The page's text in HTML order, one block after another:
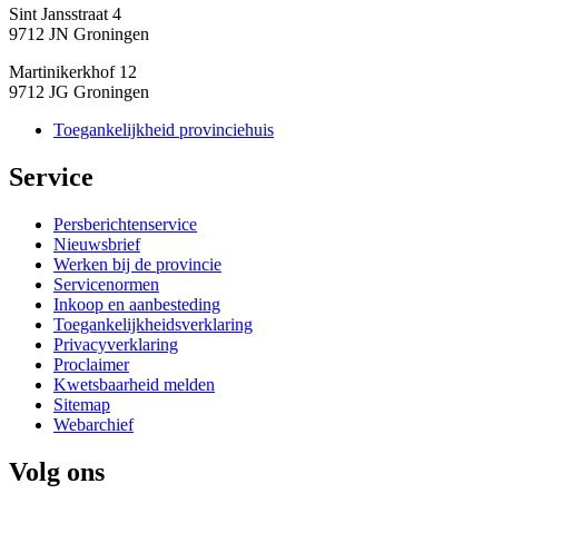
Sint Jansstraat 4
9712 JN Groningen
Martinikerkhof 12
9712 JG Groningen
Toegankelijkheid provinciehuis
Service
Persberichtenservice
Nieuwsbrief
Werken bij de provincie
Servicenormen
Inkoop en aanbesteding
Toegankelijkheidsverklaring
Privacyverklaring
Proclaimer
Kwetsbaarheid melden
Sitemap
Webarchief
Volg ons